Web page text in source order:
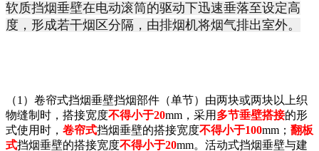
软质挡烟垂壁在电动滚筒的驱动下迅速垂落至设定高
度，形成若干烟区分隔，由排烟机将烟气排出室外。
（1）卷帘式挡烟垂壁挡烟部件（单节）由两块或两块以上织
物缝制时，搭接宽度不得小于20mm，采用 多节垂壁搭接的形
式使用时， 卷帘式挡烟垂壁的搭接宽度不得小于100mm； 翻板
式挡烟垂壁的搭接宽度不得小于20mm。活动式挡烟垂壁与建